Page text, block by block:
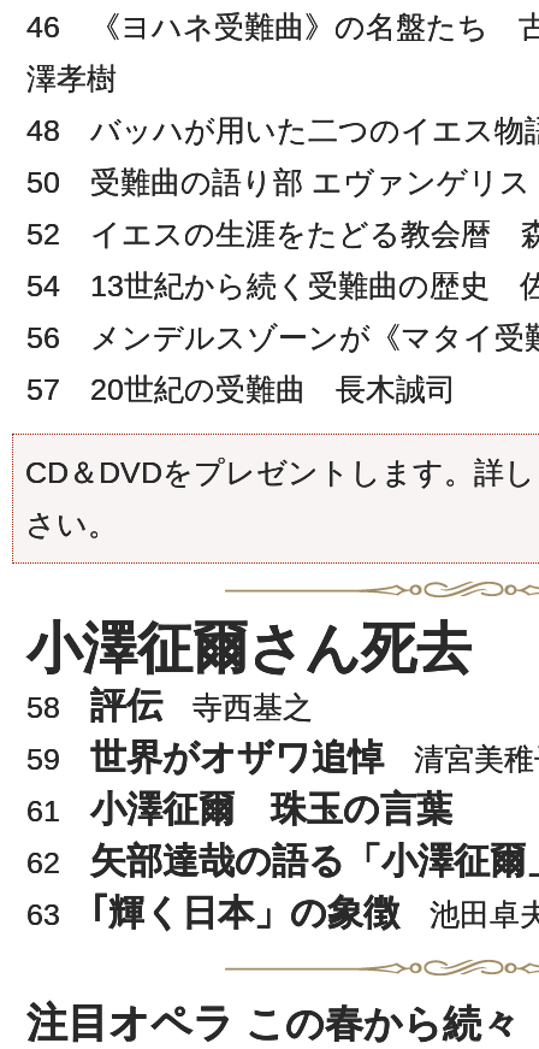
46 《ヨハネ受難曲》の名盤たち
澤孝樹
48 バッハが用いた二つのイエス
50 受難曲の語り部 エヴァンゲリ
52 イエスの生涯をたどる教会暦
54 13世紀から続く受難曲の歴史
56 メンデルスゾーンが《マタイ受
57 20世紀の受難曲 長木誠司
CD＆DVDをプレゼントします。詳
さい。
小澤征爾さん死去
58 評伝寺西基之
59 世界がオザワ追悼清宮美稚
61小澤征爾 珠玉の言葉
62 矢部達哉の語る「小澤征爾
63 ｢輝く日本」の象徴 池田卓
注目オペラ この春から続々